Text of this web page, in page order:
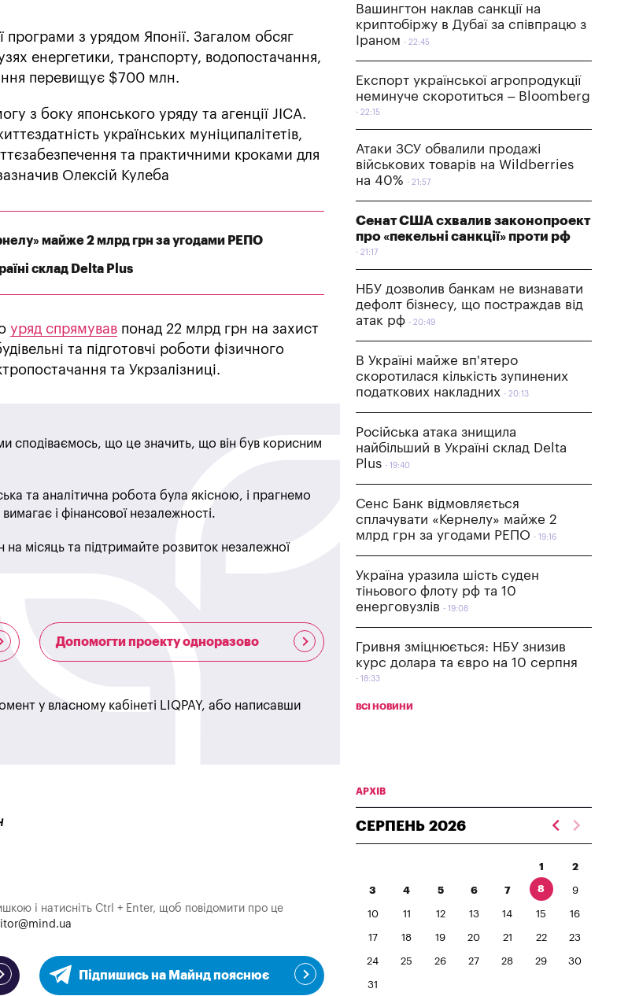
програми з урядом Японії. Загалом обсяг
енергетики, транспорту, водопостачання,
перевищує $700 млн.
з боку японського уряду та агенції JICA.
українських муніципалітетів,
та практичними кроками для
Олексій Кулеба
майже 2 млрд грн за угодами РЕПО
склад Delta Plus
уряд спрямував понад 22 млрд грн на захист
та підготовчі роботи фізичного
та Укрзалізниці.
сподіваємось, що це значить, що він був корисним
та аналітична робота була якісною, і прагнемо
і фінансової незалежності.
на місяць та підтримайте розвиток незалежної
Допомогти проекту одноразово
у власному кабінеті LIQPAY, або написавши
і натисніть Ctrl + Enter, щоб повідомити про це
Підпишись на Майнд пояснює
Вашингтон наклав санкції на
криптобіржу в Дубаї за співпрацю з
Іраном
22:45
Експорт української агропродукції
неминуче скоротиться – Bloomberg
22:15
Атаки ЗСУ обвалили продажі
військових товарів на Wildberries
на 40%
21:57
Сенат США схвалив законопроект
про «пекельні санкції» проти рф
21:17
НБУ дозволив банкам не визнавати
дефолт бізнесу, що постраждав від
атак рф
20:49
В Україні майже вп'ятеро
скоротилася кількість зупинених
податкових накладних
20:13
Російська атака знищила
найбільший в Україні склад Delta
Plus
19:40
Сенс Банк відмовляється
сплачувати «Кернелу» майже 2
млрд грн за угодами РЕПО
19:16
Україна уразила шість суден
тіньового флоту рф та 10
енерговузлів
19:08
Гривня зміцнюється: НБУ знизив
курс долара та євро на 10 серпня
18:33
ВСІ НОВИНИ
АРХІВ
СЕРПЕНЬ 2026
1 2
3 4 5 6 7 8 9
10 11 12 13 14 15 16
17 18 19 20 21 22 23
24 25 26 27 28 29 30
31